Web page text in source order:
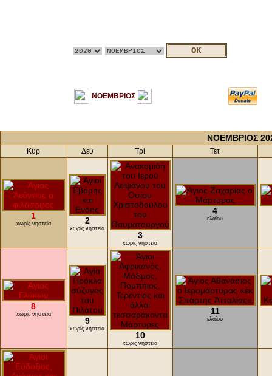
ΝΟΕΜΒΡΙΟΣ
ΝΟΕΜΒΡΙΟΣ
Κυρ Δευ Τρί Τετ
1
xωρίς νηστεία 2
xωρίς νηστεία
3
xωρίς νηστεία
4
ελαίου
8
xωρίς νηστεία
9
xωρίς νηστεία
10
xωρίς νηστεία
11
ελαίου